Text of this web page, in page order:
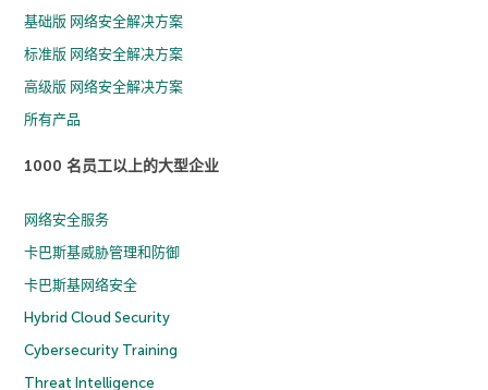
基础版 网络安全解决方案
标准版 网络安全解决方案
高级版 网络安全解决方案
所有产品
1000 名员工以上的大型企业
网络安全服务
卡巴斯基威胁管理和防御
卡巴斯基网络安全
Hybrid Cloud Security
Cybersecurity Training
Threat Intelligence